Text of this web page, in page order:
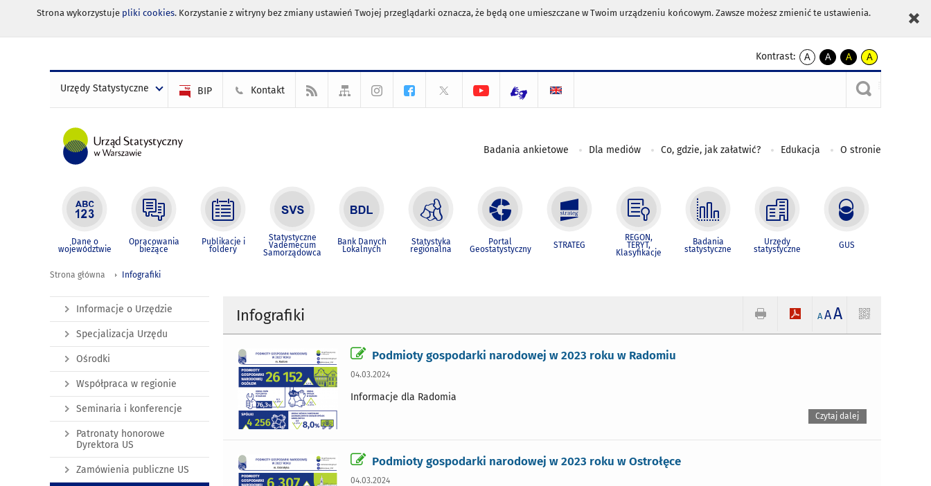
Strona wykorzystuje pliki cookies. Korzystanie z witryny bez zmiany ustawień Twojej przeglądarki oznacza, że będą one umieszczane w Twoim urządzeniu końcowym. Zawsze możesz zmienić te ustawienia.
Kontrast:
A
kontrast
A
kontrast
czarnym
A
kontrast
żółty
tekst
czarnym
A
kontrast
czarny
tekst
żółtym
Urzędy Statystyczne BIP Kontakt
Badania ankietowe Dla mediów Co, gdzie, jak załatwić? Edukacja O stronie
Dane o
województwie
Opracowania
bieżące
Publikacje i
foldery
Statystyczne
Vademecum
Samorządowca
Bank Danych
Lokalnych
Statystyka
regionalna
Portal
Geostatystyczny STRATEG
REGON,
TERYT,
Klasyfikacje
Badania
statystyczne
Urzędy
statystyczne GUS
Strona główna Infografiki
Infografiki A AA
Podmioty gospodarki narodowej w 2023 roku w Radomiu
04.03.2024
Informacje dla Radomia
Czytaj dalej
Podmioty gospodarki narodowej w 2023 roku w Ostrołęce
04.03.2024
Informacje o Urzędzie
Specjalizacja Urzędu
Ośrodki
Współpraca w regionie
Seminaria i konferencje
Patronaty honorowe
Dyrektora US
Zamówienia publiczne US